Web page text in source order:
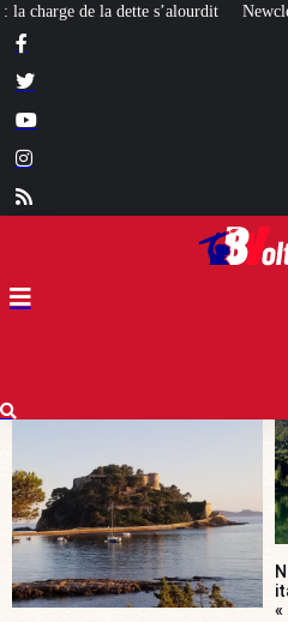
la PME franco-italienne qui mise
«